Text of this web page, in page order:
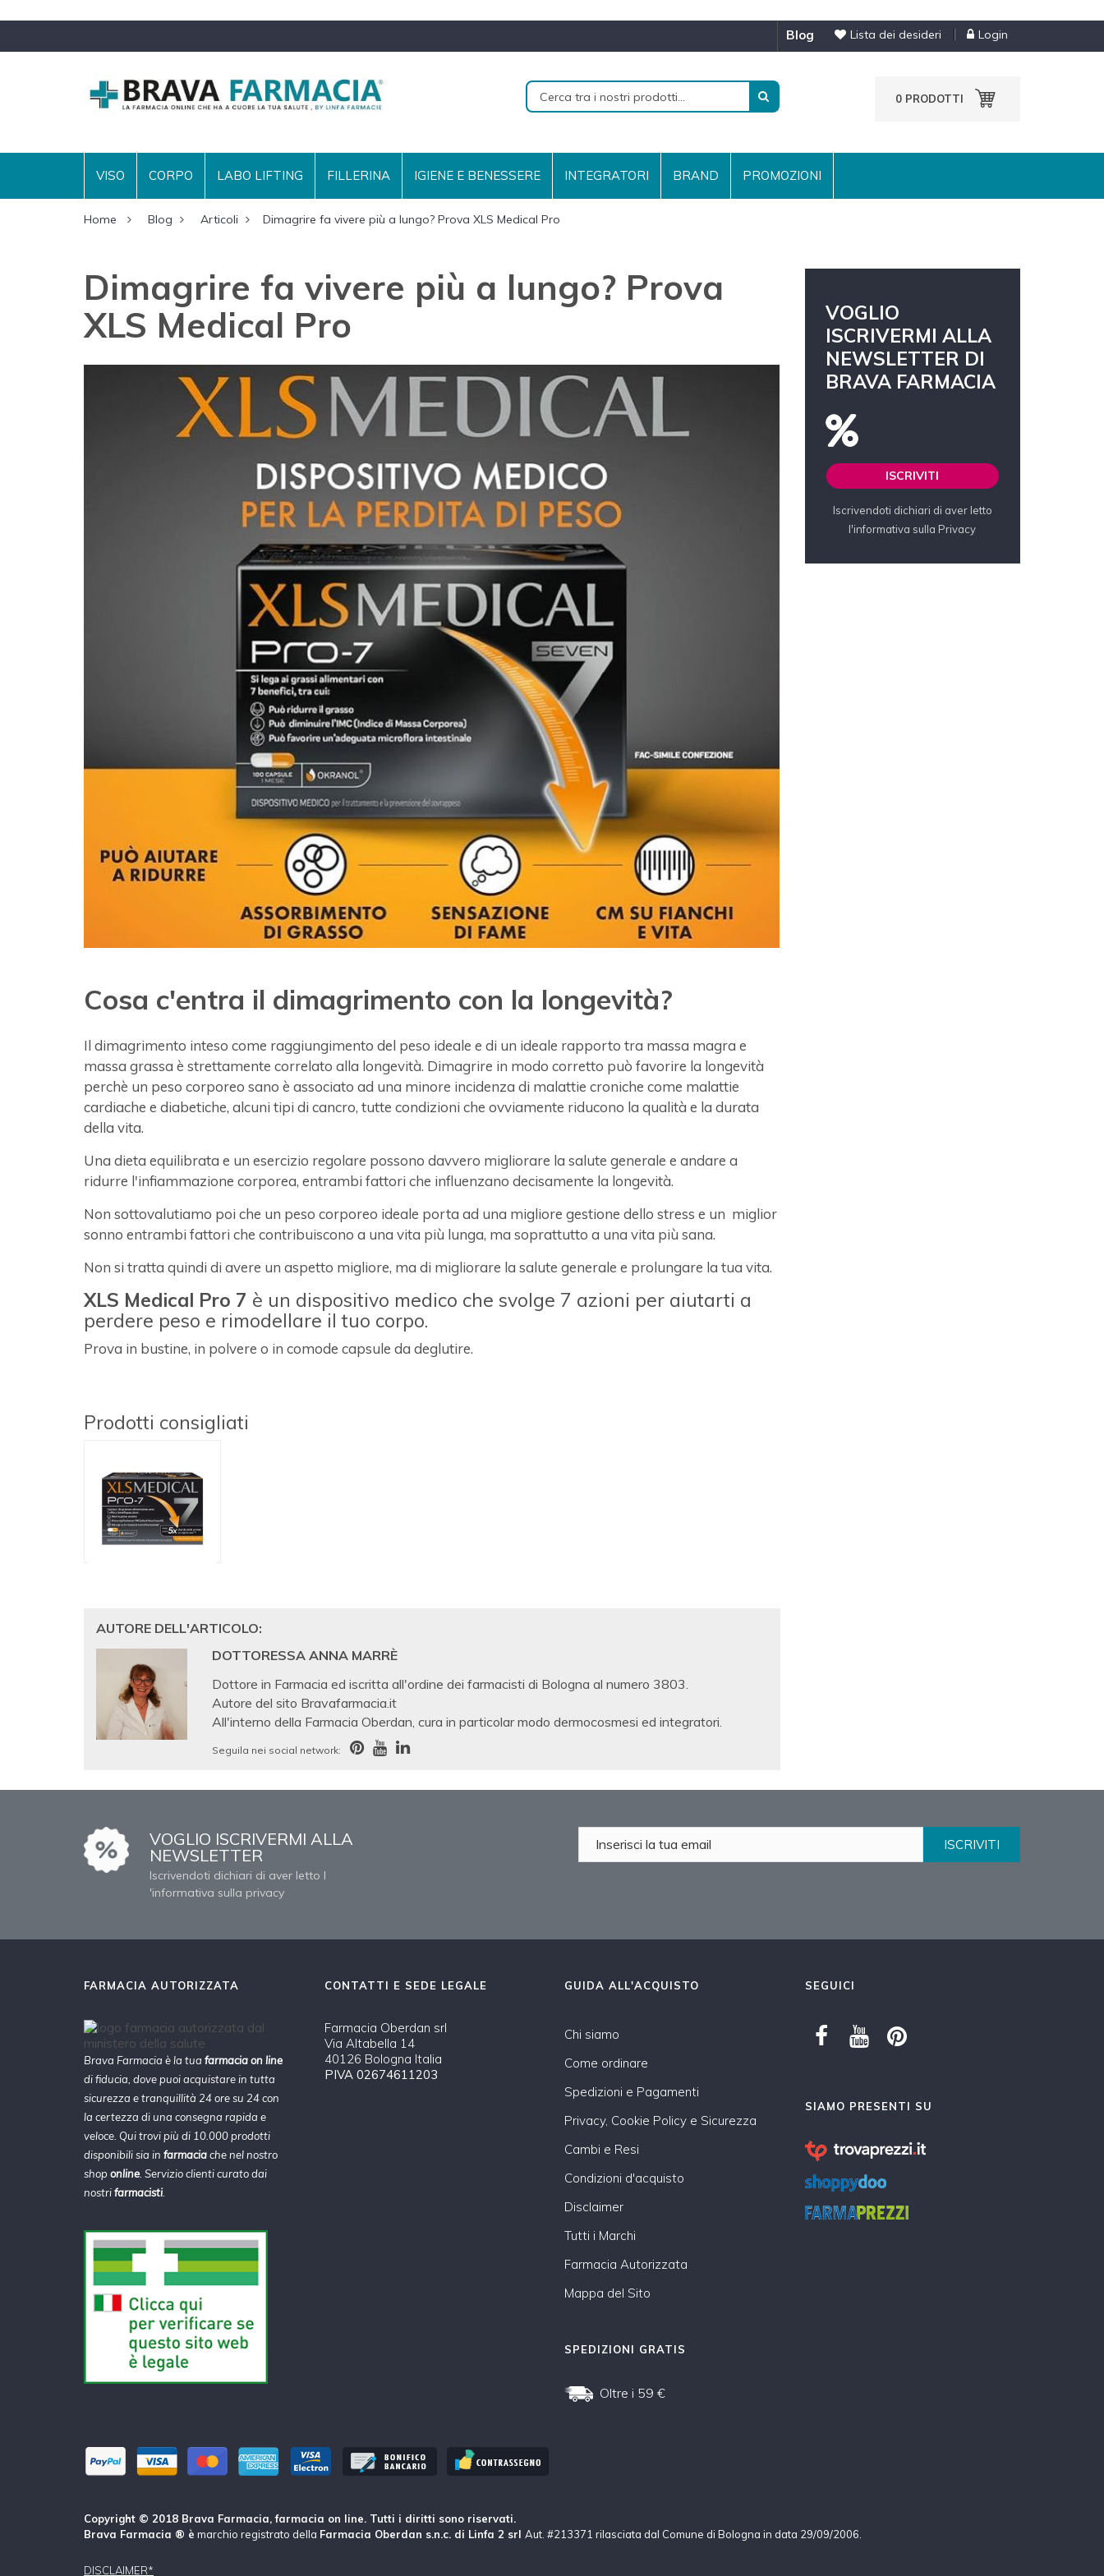
Lista dei desideri Login
blog
0 PRODOTTI
VISO CORPO LABO LIFTING FILLERINA IGIENE E BENESSERE INTEGRATORI BRAND PROMOZIONI
Home Blog Articoli Dimagrire fa vivere più a lungo? Prova XLS Medical Pro
Dimagrire fa vivere più a lungo? Prova
XLS Medical Pro
Cosa c'entra il dimagrimento con la longevità?
Il dimagrimento inteso come raggiungimento del peso ideale e di un ideale rapporto tra massa magra e
massa grassa è strettamente correlato alla longevità. Dimagrire in modo corretto può favorire la longevità
perchè un peso corporeo sano è associato ad una minore incidenza di malattie croniche come malattie
cardiache e diabetiche, alcuni tipi di cancro, tutte condizioni che ovviamente riducono la qualità e la durata
della vita.
Una dieta equilibrata e un esercizio regolare possono davvero migliorare la salute generale e andare a
ridurre l'infiammazione corporea, entrambi fattori che influenzano decisamente la longevità.
Non sottovalutiamo poi che un peso corporeo ideale porta ad una migliore gestione dello stress e un miglior
sonno entrambi fattori che contribuiscono a una vita più lunga, ma soprattutto a una vita più sana.
Non si tratta quindi di avere un aspetto migliore, ma di migliorare la salute generale e prolungare la tua vita.
XLS Medical Pro 7 è un dispositivo medico che svolge 7 azioni per aiutarti a
perdere peso e rimodellare il tuo corpo.
Prova in bustine, in polvere o in comode capsule da deglutire.
Prodotti consigliati
AUTORE DELL'ARTICOLO:
DOTTORESSA ANNA MARRÈ
Dottore in Farmacia ed iscritta all'ordine dei farmacisti di Bologna al numero 3803.
Autore del sito Bravafarmacia.it
All'interno della Farmacia Oberdan, cura in particolar modo dermocosmesi ed integratori.
Seguila nei social network:
VOGLIO
ISCRIVERMI ALLA
NEWSLETTER DI
BRAVA FARMACIA
ISCRIVITI
Iscrivendoti dichiari di aver letto
l'informativa sulla Privacy
VOGLIO ISCRIVERMI ALLA
NEWSLETTER
Iscrivendoti dichiari di aver letto l
'informativa sulla privacy
ISCRIVITI
FARMACIA AUTORIZZATA
Brava Farmacia è la tua farmacia on line
di fiducia, dove puoi acquistare in tutta
sicurezza e tranquillità 24 ore su 24 con
la certezza di una consegna rapida e
veloce. Qui trovi più di 10.000 prodotti
disponibili sia in farmaciache nel nostro
shoponline . Servizio clienti curato dai
nostrifarmacisti
CONTATTI E SEDE LEGALE
Farmacia Oberdan srl
Via Altabella 14
40126 Bologna Italia
PIVA 02674611203
GUIDA ALL'ACQUISTO
Chi siamo
Come ordinare
Spedizioni e Pagamenti
Privacy, Cookie Policy e Sicurezza
Cambi e Resi
Condizioni d'acquisto
Disclaimer
Tutti i Marchi
Farmacia Autorizzata
Mappa del Sito
SPEDIZIONI GRATIS
Oltre i 59 €
SEGUICI
SIAMO PRESENTI SU
Copyright © 2018 Brava Farmacia, farmacia on line. Tutti i diritti sono riservati.
Brava Farmacia ® è marchio registrato della Farmacia Oberdan s.n.c. di Linfa 2 srl Aut. #213371 rilasciata dal Comune di Bologna in data 29/09/2006.
DISCLAIMER*